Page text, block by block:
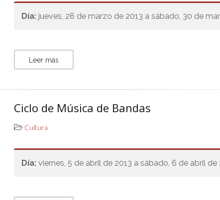
Día: jueves, 28 de marzo de 2013 a sábado, 30 de
Leer más
Ciclo de Música de Bandas
Cultura
Día:viernes, 5 de abril de 2013 a sábado, 6 de abril de